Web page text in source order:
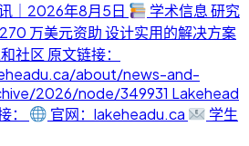
｜2026年8月5日
学术信息 研究
万美元资助 设计实用的解决方案
社区 原文链接：
about/news-and-
2026/node/349931 Lakehead
：
官网：lakeheadu.ca
学生